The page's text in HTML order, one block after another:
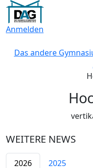
Anmelden
Das andere
WEITERE NEWS
2026 2025